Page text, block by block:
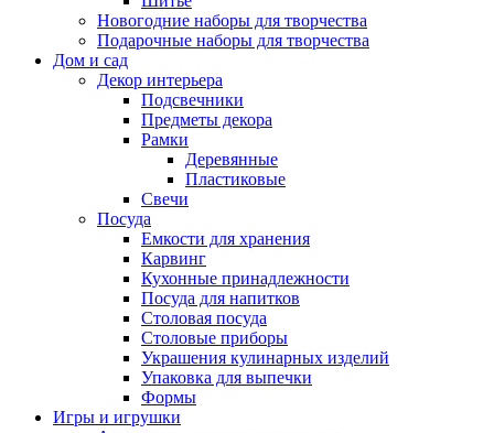
Новогодние наборы для творчества
Подарочные наборы для творчества
Дом и сад
Декор интерьера
Подсвечники
Предметы декора
Рамки
Деревянные
Пластиковые
Свечи
Посуда
Емкости для хранения
Карвинг
Кухонные принадлежности
Посуда для напитков
Столовая посуда
Столовые приборы
Украшения кулинарных изделий
Упаковка для выпечки
Формы
Игры и игрушки